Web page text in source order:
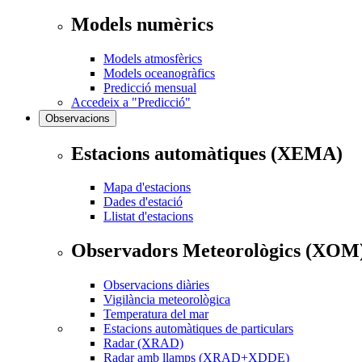
Models numèrics
Models atmosfèrics
Models oceanogràfics
Predicció mensual
Accedeix a "Predicció"
Observacions
Estacions automàtiques (XEMA)
Mapa d'estacions
Dades d'estació
Llistat d'estacions
Observadors Meteorològics
Observacions diàries
Vigilància meteorològica
Temperatura del mar
Estacions automàtiques de particulars
Radar (XRAD)
Radar amb llamps (XRAD+XDDE)